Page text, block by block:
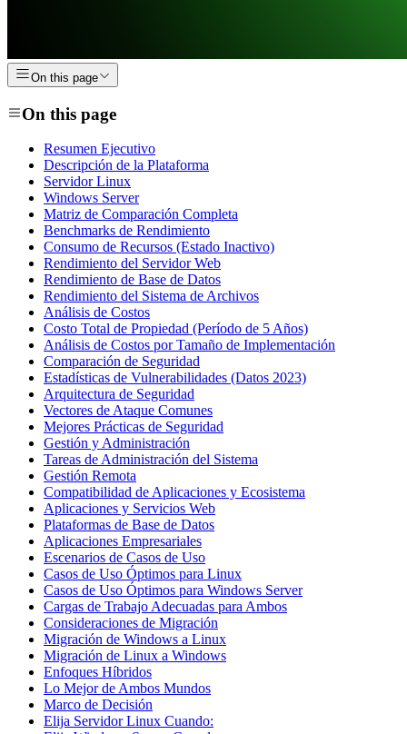
On this page
On this page
Resumen Ejecutivo
Descripción de la Plataforma
Servidor Linux
Windows Server
Matriz de Comparación Completa
Benchmarks de Rendimiento
Consumo de Recursos (Estado Inactivo)
Rendimiento del Servidor Web
Rendimiento de Base de Datos
Rendimiento del Sistema de Archivos
Análisis de Costos
Costo Total de Propiedad (Período de 5 Años)
Análisis de Costos por Tamaño de Implementación
Comparación de Seguridad
Estadísticas de Vulnerabilidades (Datos 2023)
Arquitectura de Seguridad
Vectores de Ataque Comunes
Mejores Prácticas de Seguridad
Gestión y Administración
Tareas de Administración del Sistema
Gestión Remota
Compatibilidad de Aplicaciones y Ecosistema
Aplicaciones y Servicios Web
Plataformas de Base de Datos
Aplicaciones Empresariales
Escenarios de Casos de Uso
Casos de Uso Óptimos para Linux
Casos de Uso Óptimos para Windows Server
Cargas de Trabajo Adecuadas para Ambos
Consideraciones de Migración
Migración de Windows a Linux
Migración de Linux a Windows
Enfoques Híbridos
Lo Mejor de Ambos Mundos
Marco de Decisión
Elija Servidor Linux Cuando: